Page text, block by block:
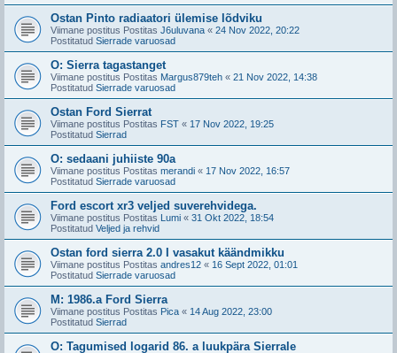
Ostan Pinto radiaatori ülemise lõdviku
Viimane postitus Postitas J6uluvana « 24 Nov 2022, 20:22
Postitatud Sierrade varuosad
O: Sierra tagastanget
Viimane postitus Postitas Margus879teh « 21 Nov 2022, 14:38
Postitatud Sierrade varuosad
Ostan Ford Sierrat
Viimane postitus Postitas FST « 17 Nov 2022, 19:25
Postitatud Sierrad
O: sedaani juhiiste 90a
Viimane postitus Postitas merandi « 17 Nov 2022, 16:57
Postitatud Sierrade varuosad
Ford escort xr3 veljed suverehvidega.
Viimane postitus Postitas Lumi « 31 Okt 2022, 18:54
Postitatud Veljed ja rehvid
Ostan ford sierra 2.0 I vasakut käändmikku
Viimane postitus Postitas andres12 « 16 Sept 2022, 01:01
Postitatud Sierrade varuosad
M: 1986.a Ford Sierra
Viimane postitus Postitas Pica « 14 Aug 2022, 23:00
Postitatud Sierrad
O: Tagumised logarid 86. a luukpära Sierrale